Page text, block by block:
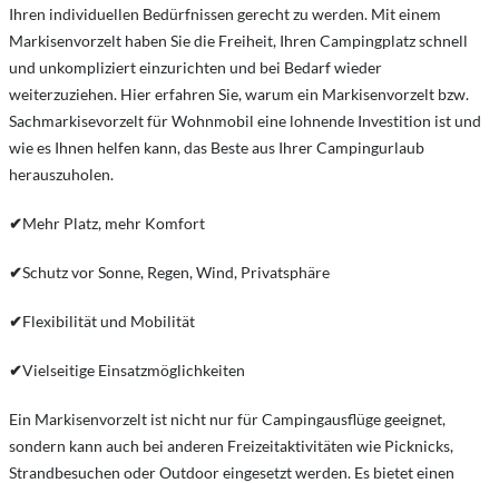
Ihren individuellen Bedürfnissen gerecht zu werden. Mit einem
Markisenvorzelt haben Sie die Freiheit, Ihren Campingplatz schnell
und unkompliziert einzurichten und bei Bedarf wieder
weiterzuziehen. Hier erfahren Sie, warum ein Markisenvorzelt bzw.
Sachmarkisevorzelt für Wohnmobil eine lohnende Investition ist und
wie es Ihnen helfen kann, das Beste aus Ihrer Campingurlaub
herauszuholen.
✔Mehr Platz, mehr Komfort
✔Schutz vor Sonne, Regen, Wind, Privatsphäre
✔Flexibilität und Mobilität
✔Vielseitige Einsatzmöglichkeiten
Ein Markisenvorzelt ist nicht nur für Campingausflüge geeignet,
sondern kann auch bei anderen Freizeitaktivitäten wie Picknicks,
Strandbesuchen oder Outdoor eingesetzt werden. Es bietet einen